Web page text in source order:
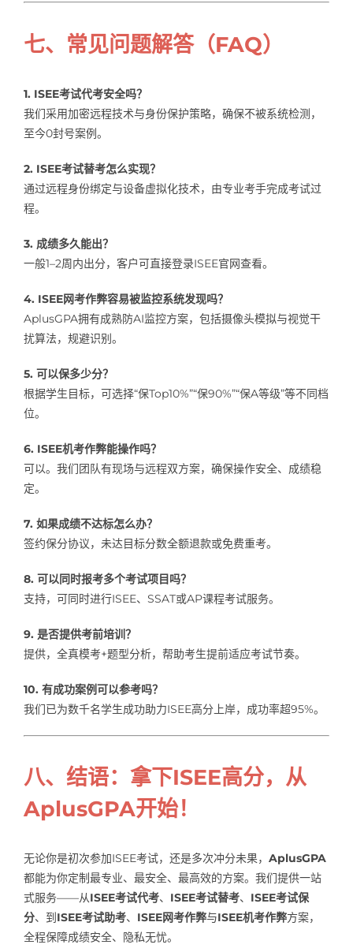
七、常见问题解答（FAQ）
1. ISEE考试代考安全吗？
我们采用加密远程技术与身份保护策略，确保不被系统检测，
至今0封号案例。
2. ISEE考试替考怎么实现？
通过远程身份绑定与设备虚拟化技术，由专业考手完成考试过
程。
3. 成绩多久能出？
一般1–2周内出分，客户可直接登录ISEE官网查看。
4. ISEE网考作弊容易被监控系统发现吗？
AplusGPA拥有成熟防AI监控方案，包括摄像头模拟与视觉干
扰算法，规避识别。
5. 可以保多少分？
根据学生目标，可选择“保Top10%”“保90%”“保A等级”等不同档
位。
6. ISEE机考作弊能操作吗？
可以。我们团队有现场与远程双方案，确保操作安全、成绩稳
定。
7. 如果成绩不达标怎么办？
签约保分协议，未达目标分数全额退款或免费重考。
8. 可以同时报考多个考试项目吗？
支持，可同时进行ISEE、SSAT或AP课程考试服务。
9. 是否提供考前培训？
提供，全真模考+题型分析，帮助考生提前适应考试节奏。
10. 有成功案例可以参考吗？
我们已为数千名学生成功助力ISEE高分上岸，成功率超95%。
八、结语：拿下ISEE高分，从
AplusGPA开始！
无论你是初次参加ISEE考试，还是多次冲分未果， AplusGPA
都能为你定制最专业、最安全、最高效的方案。我们提供一站
式服务——从ISEE考试代考、 ISEE考试替考、 ISEE考试保
分、到ISEE考试助考、 ISEE网考作弊与ISEE机考作弊方案，
全程保障成绩安全、隐私无忧。